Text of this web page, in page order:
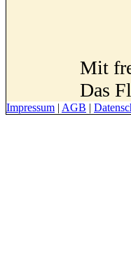
Mit
Das
Impressum | AGB |